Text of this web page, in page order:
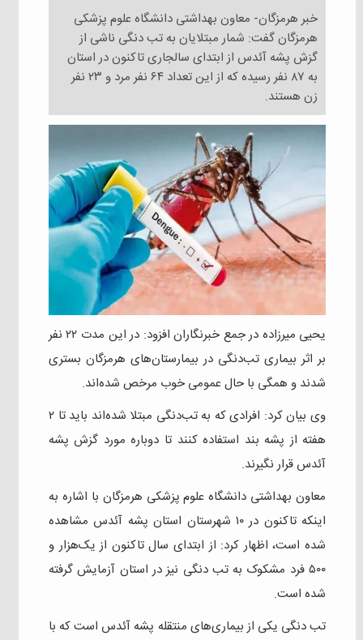
خبر هرمزگان- معاون بهداشتی دانشگاه علوم پزشکی
هرمزگان گفت: شمار مبتلایان به تب دنگی ناشی از
گزش پشه آئدس از ابتدای سالجاری تاکنون در استان
به ۸۷ نفر رسیده که از این تعداد ۶۴ نفر مرد و ۲۳ نفر
زن هستند.
یحیی میرزاده در جمع خبرنگاران افزود: در این مدت ۲۲ نفر
بر اثر بیماری تب‌دنگی در بیمارستان‌های هرمزگان بستری
شدند و همگی با حال عمومی خوب مرخص شده‌اند.
وی بیان کرد: افرادی که به تب‌دنگی مبتلا شده‌اند باید تا ۲
هفته از پشه بند استفاده کنند تا دوباره مورد گزش پشه
آئدس قرار نگیرند.
معاون بهداشتی دانشگاه علوم پزشکی هرمزگان با اشاره به
اینکه تاکنون در ۱۰ شهرستان استان پشه آئدس مشاهده
شده است، اظهار کرد: از ابتدای سال تاکنون از یک‌هزار و
۵۰۰ فرد مشکوک به تب دنگی نیز در استان آزمایش گرفته
شده است.
تب دنگی یکی از بیماری‌های منتقله پشه آئدس است که با